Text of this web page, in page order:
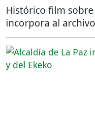
Histórico film sobre
incorpora al